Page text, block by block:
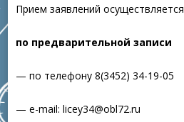
Прием заявлений осуществляется
по предварительной записи
— по телефону 8(3452) 34-19-05
— е-mail: licey34@obl72.ru